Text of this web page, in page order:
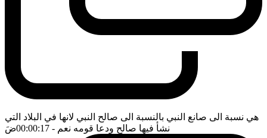
هي نسبة الى صانع النبي بالنسبة الى صالح النبي لانها في البلاد التي
نشأ فيها صالح ودعا قومه نعم - 00:00:17 ضَ